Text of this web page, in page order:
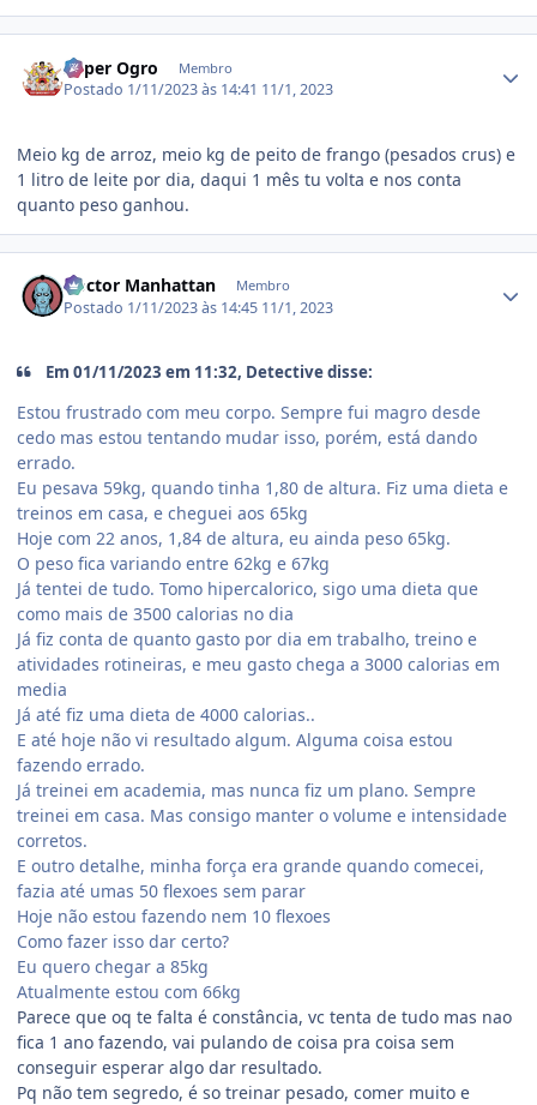
Super Ogro Membro
Postado 1/11/2023 às 14:41 11/1, 2023
Meio kg de arroz, meio kg de peito de frango (pesados crus) e
1 litro de leite por dia, daqui 1 mês tu volta e nos conta
quanto peso ganhou.
Doctor Manhattan Membro
Postado 1/11/2023 às 14:45 11/1, 2023
Em 01/11/2023 em 11:32, Detective disse:
Estou frustrado com meu corpo. Sempre fui magro desde
cedo mas estou tentando mudar isso, porém, está dando
errado.
Eu pesava 59kg, quando tinha 1,80 de altura. Fiz uma dieta e
treinos em casa, e cheguei aos 65kg
Hoje com 22 anos, 1,84 de altura, eu ainda peso 65kg.
O peso fica variando entre 62kg e 67kg
Já tentei de tudo. Tomo hipercalorico, sigo uma dieta que
como mais de 3500 calorias no dia
Já fiz conta de quanto gasto por dia em trabalho, treino e
atividades rotineiras, e meu gasto chega a 3000 calorias em
media
Já até fiz uma dieta de 4000 calorias..
E até hoje não vi resultado algum. Alguma coisa estou
fazendo errado.
Já treinei em academia, mas nunca fiz um plano. Sempre
treinei em casa. Mas consigo manter o volume e intensidade
corretos.
E outro detalhe, minha força era grande quando comecei,
fazia até umas 50 flexoes sem parar
Hoje não estou fazendo nem 10 flexoes
Como fazer isso dar certo?
Eu quero chegar a 85kg
Atualmente estou com 66kg
Parece que oq te falta é constância, vc tenta de tudo mas nao
fica 1 ano fazendo, vai pulando de coisa pra coisa sem
conseguir esperar algo dar resultado.
Pq não tem segredo, é so treinar pesado, comer muito e